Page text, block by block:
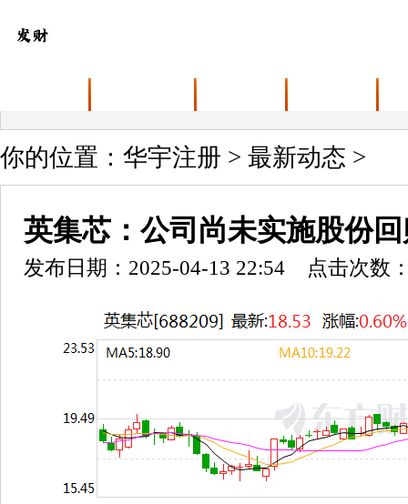
你的位置： 华宇注册 > 最新动态 >
英集芯：公司尚未实施股份
发布日期：2025-04-13 22:54 点击次数